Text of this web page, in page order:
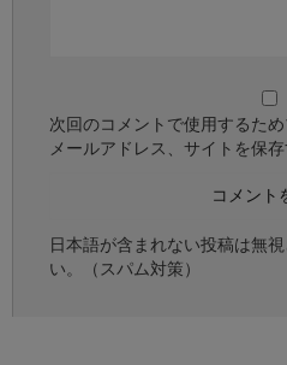
次回のコメントで使用するた
メールアドレス、サイトを保存
日本語が含まれない投稿は無
い。（スパム対策）